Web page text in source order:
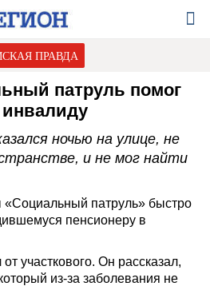
ПРАВДА
патруль помог
ночью на улице, не
и не мог найти
«Социальный патруль» быстро
пенсионеру в
участкового. Он рассказал,
из-за заболевания не